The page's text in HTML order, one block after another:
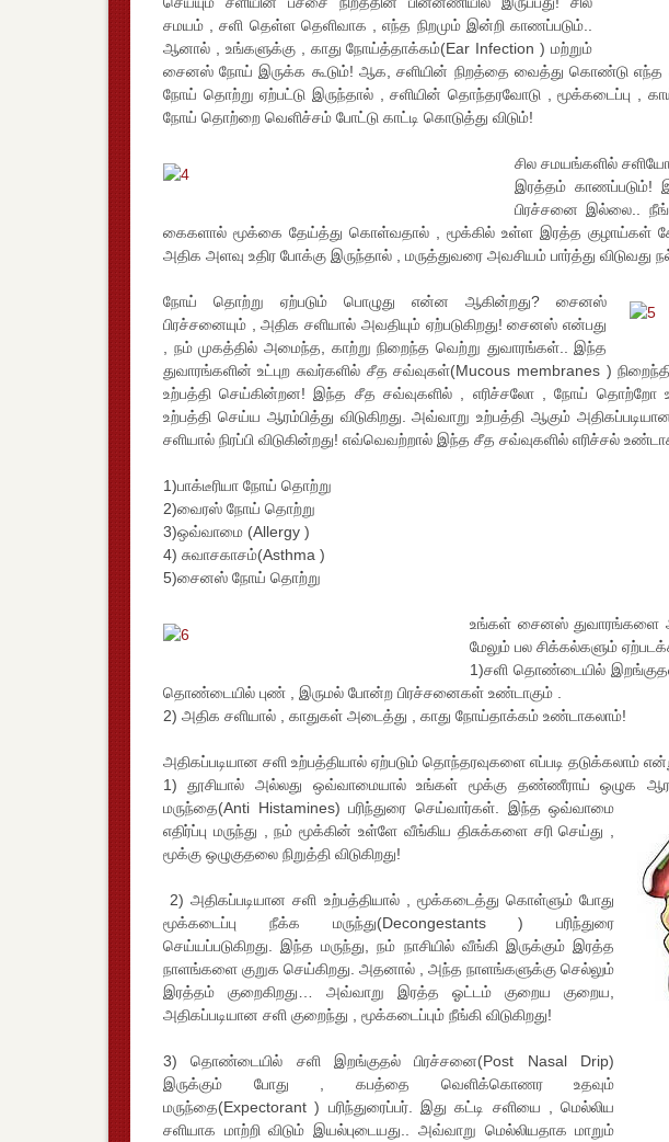
சமயம் , சளி தெள்ள தெளிவாக , எந்த நிறமும் இன்றி காணப்படும்..
ஆனால் , உங்களுக்கு , காது நோய்த்தாக்கம்(Ear Infection ) மற்றும்
சைனஸ் நோய் இருக்க கூடும்! ஆக, சளியின் நிறத்தை வைத்து கொண்டு எந்த
நோய் தொற்று ஏற்பட்டு இருந்தால் , சளியின் தொந்தரவோடு , மூக்கடைப்பு ,
நோய் தொற்றை வெளிச்சம் போட்டு காட்டி கொடுத்து விடும்!
சில சமயங்களில்
இரத்தம் காணப்படும்!
பிரச்சனை இல்லை..
கைகளால் மூக்கை தேய்த்து கொள்வதால் , மூக்கில் உள்ள இரத்த குழாய்கள்
அதிக அளவு உதிர போக்கு இருந்தால் , மருத்துவரை அவசியம் பார்த்து விடுவது
நோய் தொற்று ஏற்படும் பொழுது என்ன ஆகின்றது? சைனஸ்
பிரச்சனையும் , அதிக சளியால் அவதியும் ஏற்படுகிறது! சைனஸ் என்பது
, நம் முகத்தில் அமைந்த, காற்று நிறைந்த வெற்று துவாரங்கள்.. இந்த
துவாரங்களின் உட்புற சுவர்களில் சீத சவ்வுகள்(Mucous membranes )
உற்பத்தி செய்கின்றன! இந்த சீத சவ்வுகளில் , எரிச்சலோ , நோய் தொற்றோ
உற்பத்தி செய்ய ஆரம்பித்து விடுகிறது. அவ்வாறு உற்பத்தி ஆகும்
சளியால் நிரப்பி விடுகின்றது! எவ்வெவற்றால் இந்த சீத சவ்வுகளில் எரிச்சல்
1)பாக்டீரியா நோய் தொற்று
2)வைரஸ் நோய் தொற்று
3)ஒவ்வாமை (Allergy )
4) சுவாசகாசம்(Asthma )
5)சைனஸ் நோய் தொற்று
உங்கள் சைனஸ் துவாரங்களை
மேலும் பல சிக்கல்களும்
1)சளி தொண்டையில்
தொண்டையில் புண் , இருமல் போன்ற பிரச்சனைகள் உண்டாகும் .
2) அதிக சளியால் , காதுகள் அடைத்து , காது நோய்தாக்கம் உண்டாகலாம்!
அதிகப்படியான சளி உற்பத்தியால் ஏற்படும் தொந்தரவுகளை எப்படி தடுக்கலாம்
1) தூசியால் அல்லது ஒவ்வாமையால் உங்கள் மூக்கு தண்ணீராய் ஒழுக
மருந்தை(Anti Histamines) பரிந்துரை செய்வார்கள். இந்த ஒவ்வாமை
எதிர்ப்பு மருந்து , நம் மூக்கின் உள்ளே வீங்கிய திசுக்களை சரி செய்து ,
மூக்கு ஒழுகுதலை நிறுத்தி விடுகிறது!
2) அதிகப்படியான சளி உற்பத்தியால் , மூக்கடைத்து கொள்ளும் போது
மூக்கடைப்பு நீக்க மருந்து(Decongestants ) பரிந்துரை
செய்யப்படுகிறது. இந்த மருந்து, நம் நாசியில் வீங்கி இருக்கும் இரத்த
நாளங்களை குறுக செய்கிறது. அதனால் , அந்த நாளங்களுக்கு செல்லும்
இரத்தம் குறைகிறது… அவ்வாறு இரத்த ஓட்டம் குறைய குறைய,
அதிகப்படியான சளி குறைந்து , மூக்கடைப்பும் நீங்கி விடுகிறது!
3) தொண்டையில் சளி இறங்குதல் பிரச்சனை(Post Nasal Drip)
இருக்கும் போது , கபத்தை வெளிக்கொணர உதவும்
மருந்தை(Expectorant ) பரிந்துரைப்பர். இது கட்டி சளியை , மெல்லிய
சளியாக மாற்றி விடும் இயல்புடையது.. அவ்வாறு மெல்லியதாக மாறும்